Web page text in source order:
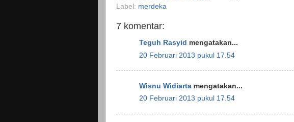
Label: merdeka
7 komentar:
Teguh Rasyid mengatakan...
20 Februari 2013 pukul 17.54
Wisnu Widiarta mengatakan...
20 Februari 2013 pukul 17.54